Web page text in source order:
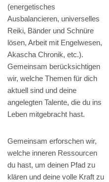
(energetisches
Ausbalancieren, universelles
Reiki, Bänder und Schnüre
lösen, Arbeit mit Engelwesen,
Akascha Chronik, etc.).
Gemeinsam berücksichtigen
wir, welche Themen für dich
aktuell sind und deine
angelegten Talente, die du ins
Leben mitgebracht hast.
Gemeinsam erforschen wir,
welche inneren Ressourcen
du hast, um deinen Pfad zu
klären und deine volle Kraft zu